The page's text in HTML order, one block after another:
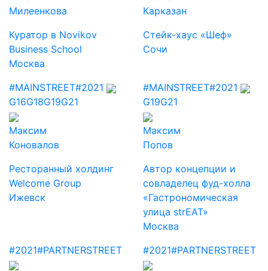
Милеенкова
Куратор в Novikov
Business School
Москва
Карказан
Стейк-хаус «Шеф»
Сочи
#MAINSTREET#2021
G16G18G19G21
Максим
Коновалов
Ресторанный холдинг
Welcome Group
Ижевск
#MAINSTREET#2021
G19G21
Максим
Попов
Автор концепции и
совладелец фуд-холла
«Гастрономическая
улица strEAT»
Москва
#2021#PARTNERSTREET #2021#PARTNERSTREET